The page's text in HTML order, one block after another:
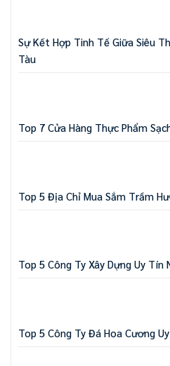
Sự Kết Hợp Tinh Tế Giữa Siêu
Tàu
Top 7 Cửa Hàng Thực Phẩm
Top 5 Địa Chỉ Mua Sắm Trầm
Top 5 Công Ty Xây Dựng Uy Tín
Top 5 Công Ty Đá Hoa Cương